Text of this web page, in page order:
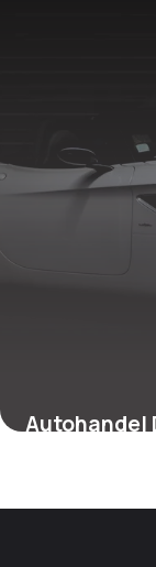
Autohandel